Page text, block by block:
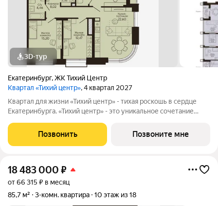
3D-тур
Екатеринбург,ЖК Тихий Центр
Квартал «Тихий центр», 4 квартал 2027
Квартал для жизни «Тихий центр» - тихая роскошь в сердце
Екатеринбурга. «Тихий центр» - это уникальное сочетание
инфраструктуры. Соседство с главными
достопримечательностями, лучшими ресторанами и
Позвонить Позвоните мне
18 483 000 ₽
от 66 315 ₽ в месяц
85,7 м²
3-комн. квартира 10 этаж из 18